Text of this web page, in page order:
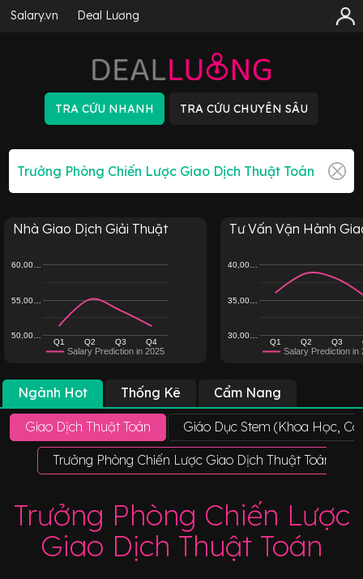
Salary.vn Deal Lương
Nhà Giao Dịch Giải Thuật
Salary Prediction in 2025
Q1 Q2 Q3 Q4
50,00…
55,00…
60,00…
Tư Vấn Vận Hành
Salary Prediction in
Q1 Q2 Q3
30,00…
35,00…
40,00…
Ngành Hot Thống Kê Cẩm Nang
Giao Dịch Thuật Toán Giáo Dục Stem (Khoa Học,
Trưởng Phòng Chiến Lược Giao Dịch Thuật Toán
Trưởng Phòng Chiến Lược
Giao Dịch Thuật Toán